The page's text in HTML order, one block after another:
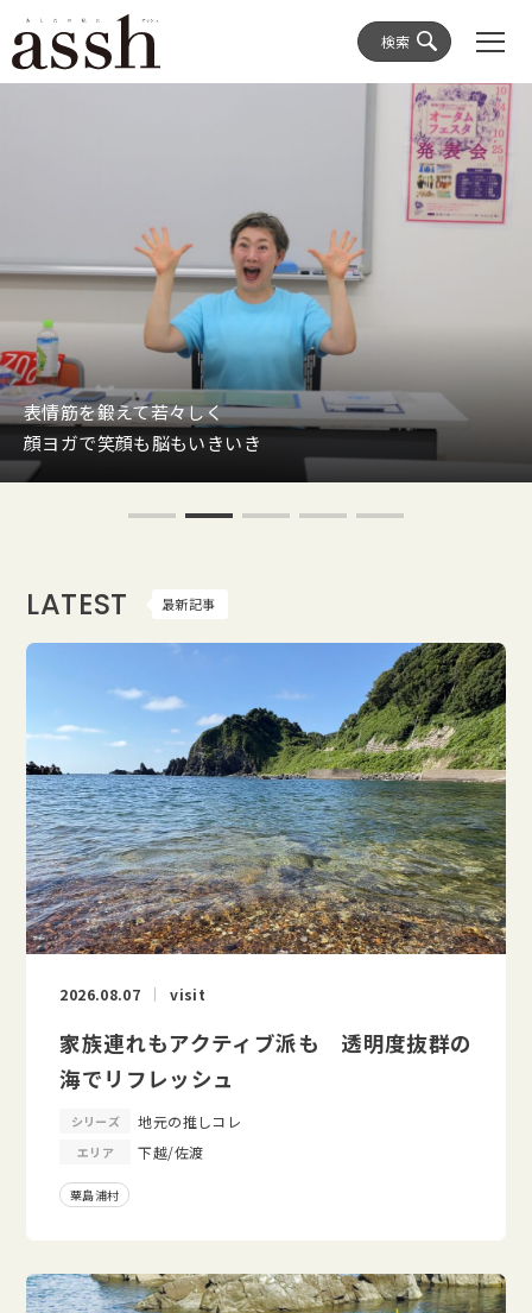
検索
表情筋を鍛えて若々しく
顔ヨガで笑顔も脳もいきいき
LATEST 最新記事
2026.08.07 visit
家族連れもアクティブ派も 透明度抜群の
海でリフレッシュ
シリーズ 地元の推しコレ
エリア 下越/佐渡
粟島浦村